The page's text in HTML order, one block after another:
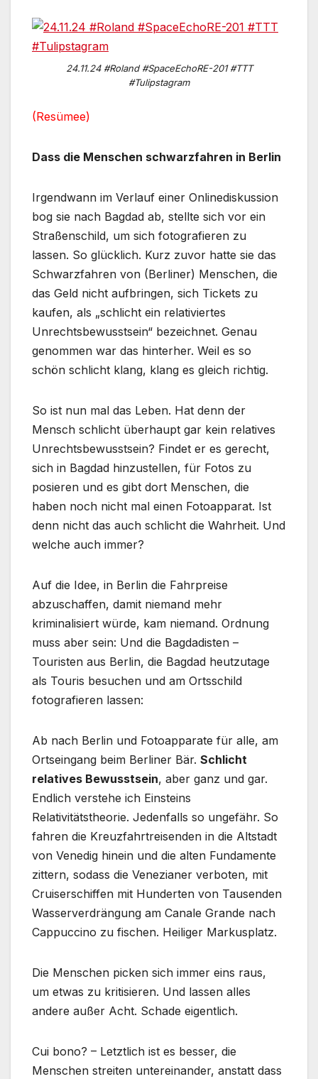
24.11.24 #Roland #SpaceEchoRE-201 #TTT
#Tulipstagram
(Resümee)
Dass die Menschen schwarzfahren in Berlin
Irgendwann im Verlauf einer Onlinediskussion
bog sie nach Bagdad ab, stellte sich vor ein
Straßenschild, um sich fotografieren zu
lassen. So glücklich. Kurz zuvor hatte sie das
Schwarzfahren von (Berliner) Menschen, die
das Geld nicht aufbringen, sich Tickets zu
kaufen, als „schlicht ein relativiertes
Unrechtsbewusstsein“ bezeichnet. Genau
genommen war das hinterher. Weil es so
schön schlicht klang, klang es gleich richtig.
So ist nun mal das Leben. Hat denn der
Mensch schlicht überhaupt gar kein relatives
Unrechtsbewusstsein? Findet er es gerecht,
sich in Bagdad hinzustellen, für Fotos zu
posieren und es gibt dort Menschen, die
haben noch nicht mal einen Fotoapparat. Ist
denn nicht das auch schlicht die Wahrheit. Und
welche auch immer?
Auf die Idee, in Berlin die Fahrpreise
abzuschaffen, damit niemand mehr
kriminalisiert würde, kam niemand. Ordnung
muss aber sein: Und die Bagdadisten –
Touristen aus Berlin, die Bagdad heutzutage
als Touris besuchen und am Ortsschild
fotografieren lassen:
Ab nach Berlin und Fotoapparate für alle, am
Ortseingang beim Berliner Bär. Schlicht
relatives Bewusstsein, aber ganz und gar.
Endlich verstehe ich Einsteins
Relativitätstheorie. Jedenfalls so ungefähr. So
fahren die Kreuzfahrtreisenden in die Altstadt
von Venedig hinein und die alten Fundamente
zittern, sodass die Venezianer verboten, mit
Cruiserschiffen mit Hunderten von Tausenden
Wasserverdrängung am Canale Grande nach
Cappuccino zu fischen. Heiliger Markusplatz.
Die Menschen picken sich immer eins raus,
um etwas zu kritisieren. Und lassen alles
andere außer Acht. Schade eigentlich.
Cui bono? – Letztlich ist es besser, die
Menschen streiten untereinander, anstatt dass